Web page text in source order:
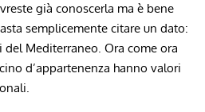
già conoscerla ma è bene
semplicemente citare un dato:
del Mediterraneo. Ora come ora
d’appartenenza hanno valori